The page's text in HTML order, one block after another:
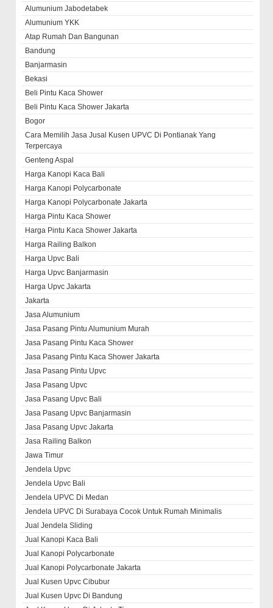
Alumunium Jabodetabek
Alumunium YKK
Atap Rumah Dan Bangunan
Bandung
Banjarmasin
Bekasi
Beli Pintu Kaca Shower
Beli Pintu Kaca Shower Jakarta
Bogor
Cara Memilih Jasa Jusal Kusen UPVC Di Pontianak Yang
Terpercaya
Genteng Aspal
Harga Kanopi Kaca Bali
Harga Kanopi Polycarbonate
Harga Kanopi Polycarbonate Jakarta
Harga Pintu Kaca Shower
Harga Pintu Kaca Shower Jakarta
Harga Railing Balkon
Harga Upvc Bali
Harga Upvc Banjarmasin
Harga Upvc Jakarta
Jakarta
Jasa Alumunium
Jasa Pasang Pintu Alumunium Murah
Jasa Pasang Pintu Kaca Shower
Jasa Pasang Pintu Kaca Shower Jakarta
Jasa Pasang Pintu Upvc
Jasa Pasang Upvc
Jasa Pasang Upvc Bali
Jasa Pasang Upvc Banjarmasin
Jasa Pasang Upvc Jakarta
Jasa Railing Balkon
Jawa Timur
Jendela Upvc
Jendela Upvc Bali
Jendela UPVC Di Medan
Jendela UPVC Di Surabaya Cocok Untuk Rumah Minimalis
Jual Jendela Sliding
Jual Kanopi Kaca Bali
Jual Kanopi Polycarbonate
Jual Kanopi Polycarbonate Jakarta
Jual Kusen Upvc Cibubur
Jual Kusen Upvc Di Bandung